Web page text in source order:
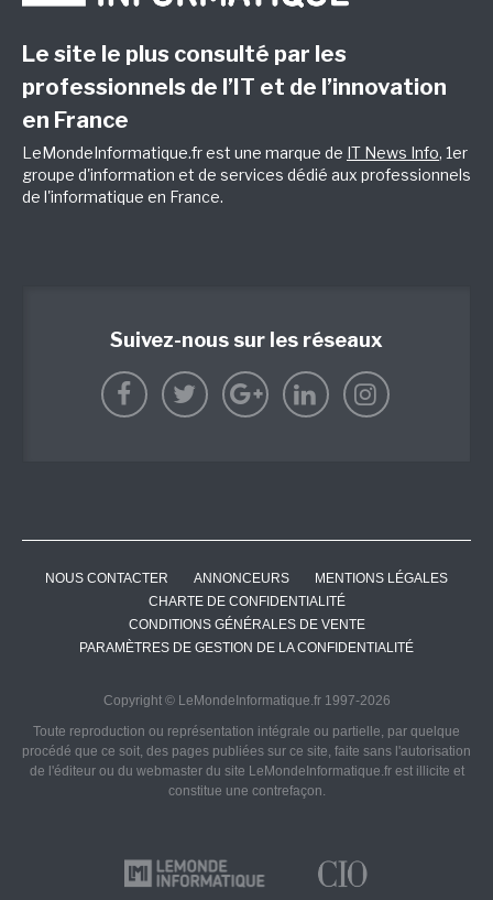
Le site le plus consulté par les
professionnels de l’IT et de l’innovation
en France
LeMondeInformatique.fr est une marque de IT News Info, 1er
groupe d'information et de services dédié aux professionnels
de l'informatique en France.
Suivez-nous sur les réseaux
NOUS CONTACTER ANNONCEURS
MENTIONS LÉGALES
CHARTE DE CONFIDENTIALITÉ
CONDITIONS GÉNÉRALES DE VENTE
PARAMÈTRES DE GESTION DE LA CONFIDENTIALITÉ
Copyright © LeMondeInformatique.fr 1997-2026
Toute reproduction ou représentation intégrale ou partielle, par quelque
procédé que ce soit, des pages publiées sur ce site, faite sans l'autorisation
de l'éditeur ou du webmaster du site LeMondeInformatique.fr est illicite et
constitue une contrefaçon.